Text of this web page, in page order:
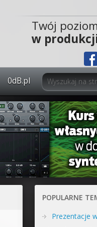
Twój
w
0dB.pl
0dB.pl - informacje
Newsletter
Materiały dla mediów
Archiwum aktualności
POPULARNE
Prezentacje